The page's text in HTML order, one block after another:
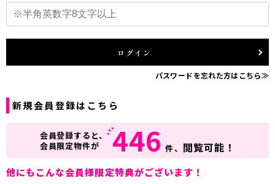
ログイン
パスワードを忘れた方はこちら≫
新規会員登録はこちら
会員登録すると、
会員限定物件が
446 件、 閲覧可能！
他にもこんな会員様限定特典がございます！